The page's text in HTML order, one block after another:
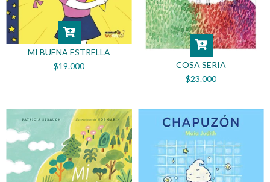
MI BUENA ESTRELLA
$19.000
COSA SERIA
$23.000